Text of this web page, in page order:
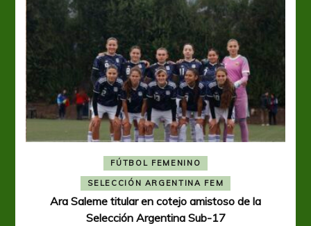
FÚTBOL FEMENINO
SELECCIÓN ARGENTINA FEM
Ara Saleme titular en cotejo amistoso de la
Selección Argentina Sub-17